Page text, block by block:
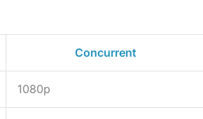
Concurrent
1080p